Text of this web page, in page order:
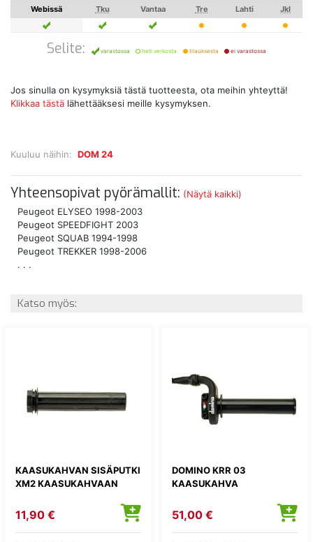
Kuuluu näihin: DOM 24
Webissä Tku Vantaa Tre Lahti Jkl
Selite: varastossa heti verkosta tilauksesta ei varastossa
Jos sinulla on kysymyksiä tästä tuotteesta, ota meihin yhteyttä!
Klikkaa tästä lähettääksesi meille kysymyksen.
Yhteensopivat pyörämallit: (Näytä kaikki)
Peugeot ELYSEO 1998-2003
Peugeot SPEEDFIGHT 2003
Peugeot SQUAB 1994-1998
Peugeot TREKKER 1998-2006
. . .
Katso myös:
KAASUKAHVAN SISÄPUTKI
XM2 KAASUKAHVAAN
11,90 €
DOMINO KRR 03
KAASUKAHVA
51,00 €